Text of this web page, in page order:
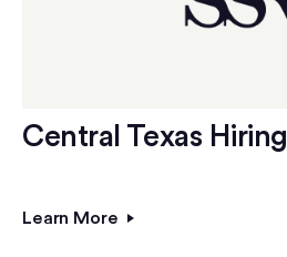
Central Texas Hiring
Learn More